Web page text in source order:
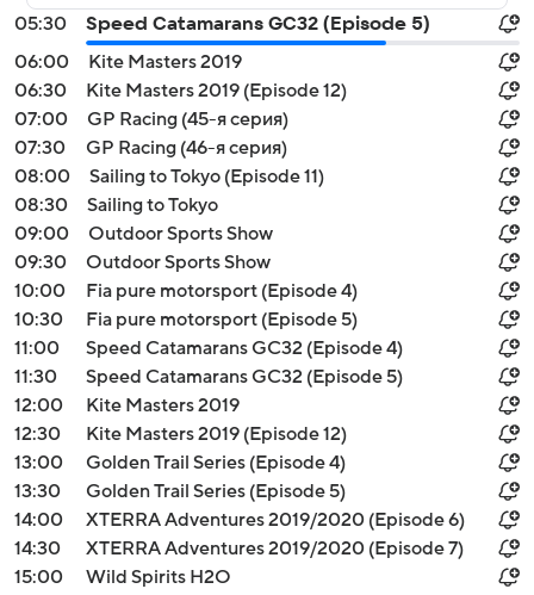
05:30
Speed Catamarans GC32 (Episode 5)
06:00
Kite Masters 2019
06:30
Kite Masters 2019 (Episode 12)
07:00
GP Racing (45-я серия)
07:30
GP Racing (46-я серия)
08:00
Sailing to Tokyo (Episode 11)
08:30
Sailing to Tokyo
09:00
Outdoor Sports Show
09:30
Outdoor Sports Show
10:00
Fia pure motorsport (Episode 4)
10:30
Fia pure motorsport (Episode 5)
11:00
Speed Catamarans GC32 (Episode 4)
11:30
Speed Catamarans GC32 (Episode 5)
12:00
Kite Masters 2019
12:30
Kite Masters 2019 (Episode 12)
13:00
Golden Trail Series (Episode 4)
13:30
Golden Trail Series (Episode 5)
14:00
XTERRA Adventures 2019/2020 (Episode 6)
14:30
XTERRA Adventures 2019/2020 (Episode 7)
15:00
Wild Spirits H2O